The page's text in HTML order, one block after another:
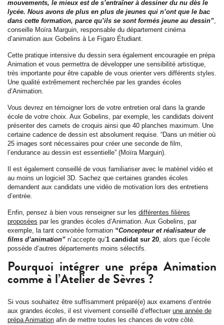
mouvements, le mieux est de s’entraîner à dessiner du nu dès le
lycée. Nous avons de plus en plus de jeunes qui n’ont que le bac
dans cette formation, parce qu’ils se sont formés jeune au dessin”,
conseille Moïra Marguin, responsable du département cinéma
d’animation aux Gobelins à Le Figaro Étudiant.
Cette pratique intensive du dessin sera également encouragée en prépa
Animation et vous permettra de développer une sensibilité artistique,
très importante pour être capable de vous orienter vers différents styles.
Une qualité extrêmement recherchée par les grandes écoles
d’Animation.
Vous devrez en témoigner lors de votre entretien oral dans la grande
école de votre choix. Aux Gobelins, par exemple, les candidats doivent
présenter des carnets de croquis ainsi que 40 planches maximum. Une
certaine cadence de dessin est absolument requise. “Dans un métier où
25 images sont nécessaires pour créer une seconde de film,
l’endurance au dessin est essentielle” (Moïra Marguin).
Il est également conseillé de vous familiariser avec le matériel vidéo et
au moins un logiciel 3D. Sachez que certaines grandes écoles
demandent aux candidats une vidéo de motivation lors des entretiens
d’entrée.
Enfin, pensez à bien vous renseigner sur les différentes filières
proposées par les grandes écoles d’Animation. Aux Gobelins, par
exemple, la tant convoitée formation “Concepteur et réalisateur de
films d’animation” n’accepte qu’1 candidat sur 20, alors que l’école
possède d’autres départements moins sélectifs.
Pourquoi intégrer une prépa Animation
comme à l’Atelier de Sèvres ?
Si vous souhaitez être suffisamment préparé(e) aux examens d’entrée
aux grandes écoles, il est vivement conseillé d’effectuer une année de
prépa Animation afin de mettre toutes les chances de votre côté.